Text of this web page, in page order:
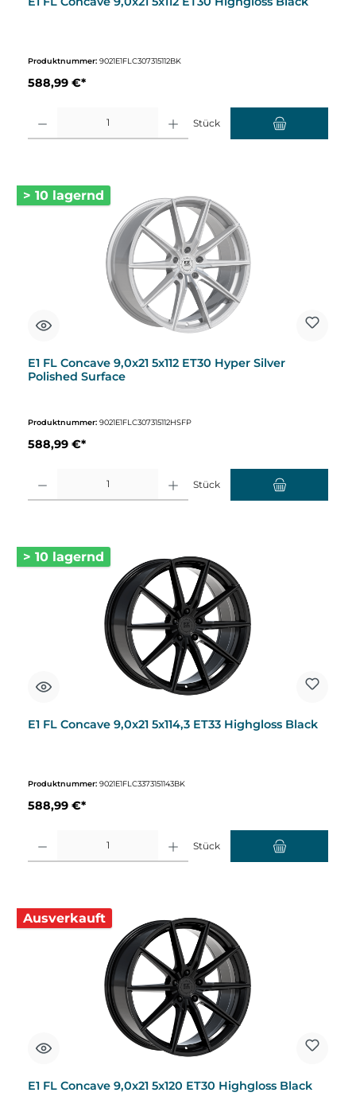
Produktnummer: 9021E1FLC307315112BK
588,99 €*
Stück
> 10 lagernd
E1 FL Concave 9,0x21 5x112 ET30 Hyper Silver
Polished Surface
Produktnummer: 9021E1FLC307315112HSFP
588,99 €*
Stück
> 10 lagernd
E1 FL Concave 9,0x21 5x114,3 ET33 Highgloss Black
Produktnummer: 9021E1FLC3373151143BK
588,99 €*
Stück
Ausverkauft
E1 FL Concave 9,0x21 5x120 ET30 Highgloss Black